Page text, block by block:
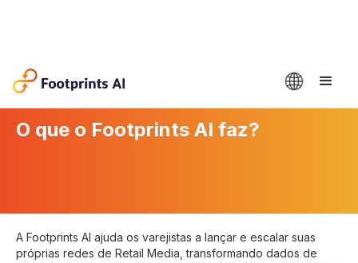
O que o Footprints AI faz?
A Footprints AI ajuda os varejistas a lançar e escalar suas
próprias redes de Retail Media, transformando dados de